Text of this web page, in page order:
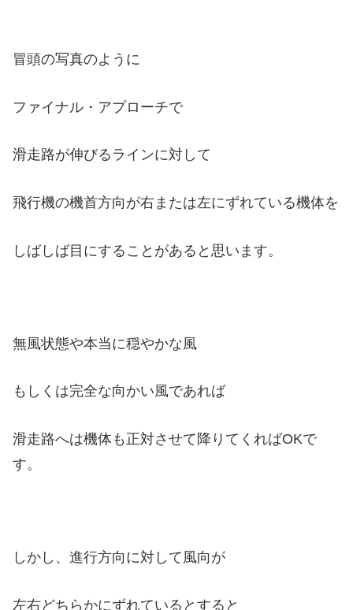
冒頭の写真のように
ファイナル・アプローチで
滑走路が伸びるラインに対して
飛行機の機首方向が右または左にずれている機体を
しばしば目にすることがあると思います。
無風状態や本当に穏やかな風
もしくは完全な向かい風であれば
滑走路へは機体も正対させて降りてくればOKで
す。
しかし、進行方向に対して風向が
左右どちらかにずれているとすると